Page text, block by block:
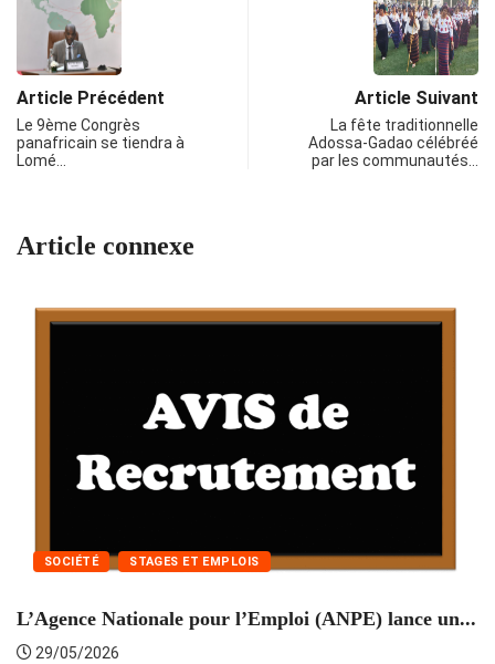
Article Précédent
Le 9ème Congrès
panafricain se tiendra à
Lomé…
Article Suivant
La fête traditionnelle
Adossa-Gadao célébréé
par les communautés…
Article connexe
SOCIÉTÉ STAGES ET EMPLOIS
L’Agence Nationale pour l’Emploi (ANPE) lance un...
29/05/2026